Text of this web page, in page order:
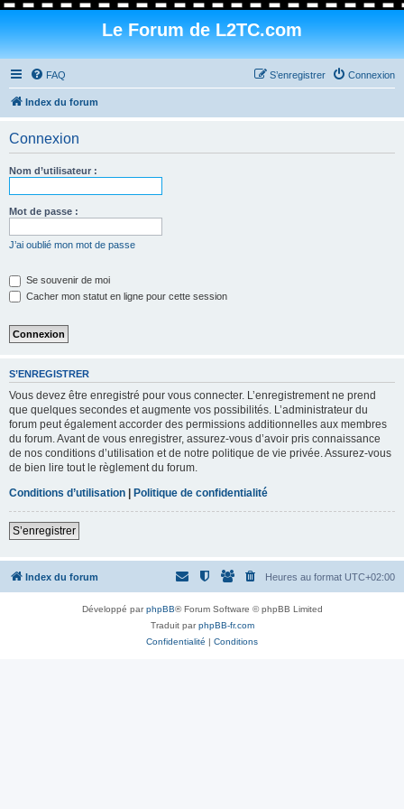
Le Forum de L2TC.com
FAQ Connexion
S’enregistrer
Index du forum
Connexion
Nom d’utilisateur :
Mot de passe :
J’ai oublié mon mot de passe
Se souvenir de moi
Cacher mon statut en ligne pour cette session
S’ENREGISTRER
Vous devez être enregistré pour vous connecter. L’enregistrement ne prend
que quelques secondes et augmente vos possibilités. L’administrateur du
forum peut également accorder des permissions additionnelles aux membres
du forum. Avant de vous enregistrer, assurez-vous d’avoir pris connaissance
de nos conditions d’utilisation et de notre politique de vie privée. Assurez-vous
de bien lire tout le règlement du forum.
Conditions d’utilisation | Politique de confidentialité
S’enregistrer
Index du forum Heures au format UTC+02:00
Développé parphpBB® Forum Software © phpBB Limited
Traduit parphpBB-fr.com
Confidentialité | Conditions